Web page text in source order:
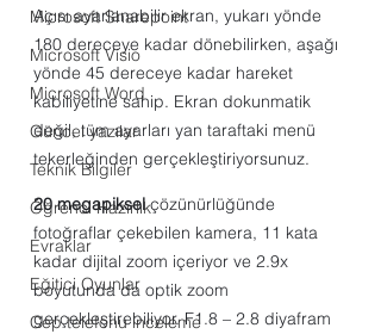
Microsoft Sharepoint
Microsoft Visio
Microsoft Word
Güncel yazılar
Teknik Bilgiler
Öğrenci Hazırlık
Evraklar
Eğitici Oyunlar
Cep telefonu inceleme
Açısı ayarlanabilir ekran, yukarı yönde
180 dereceye kadar dönebilirken, aşağı
yönde 45 dereceye kadar hareket
kabiliyetine sahip. Ekran dokunmatik
değil, tüm ayarları yan taraftaki menü
tekerleğinden gerçekleştiriyorsunuz.
20 megapiksel çözünürlüğünde
fotoğraflar çekebilen kamera, 11 kata
kadar dijital zoom içeriyor ve 2.9x
boyutunda da optik zoom
gerçekleştirebiliyor. F1.8 – 2.8 diyafram